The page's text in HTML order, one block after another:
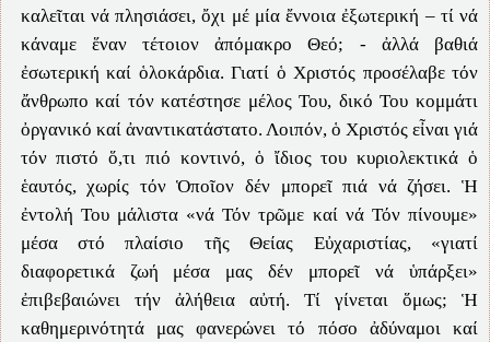
καλεῖται νά πλησιάσει, ὄχι μέ μία ἔννοια ἐξωτερική – τί νά
κάναμε ἕναν τέτοιον ἀπόμακρο Θεό; - ἀλλά βαθιά
ἐσωτερική καί ὁλοκάρδια. Γιατί ὁ Χριστός προσέλαβε τόν
ἄνθρωπο καί τόν κατέστησε μέλος Του, δικό Του κομμάτι
ὀργανικό καί ἀναντικατάστατο. Λοιπόν, ὁ Χριστός εἶναι γιά
τόν πιστό ὅ,τι πιό κοντινό, ὁ ἴδιος του κυριολεκτικά ὁ
ἑαυτός, χωρίς τόν Ὁποῖον δέν μπορεῖ πιά νά ζήσει. Ἡ
ἐντολή Του μάλιστα «νά Τόν τρῶμε καί νά Τόν πίνουμε»
μέσα στό πλαίσιο τῆς Θείας Εὐχαριστίας, «γιατί
διαφορετικά ζωή μέσα μας δέν μπορεῖ νά ὑπάρξει»
ἐπιβεβαιώνει τήν ἀλήθεια αὐτή. Τί γίνεται ὅμως; Ἡ
καθημερινότητά μας φανερώνει τό πόσο ἀδύναμοι καί